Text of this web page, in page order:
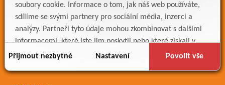
soubory cookie. Informace o tom, jak náš web používáte,
sdílíme se svými partnery pro sociální média, inzerci a
analýzy. Partneři tyto údaje mohou zkombinovat s dalšími
informacemi, které jste jim poskytli nebo které získali v
důsledku toho, že používáte jejich služby.
Přijmout nezbytné Nastavení Povolit vše
Bakaláři
Jídelníček
Meteostanice